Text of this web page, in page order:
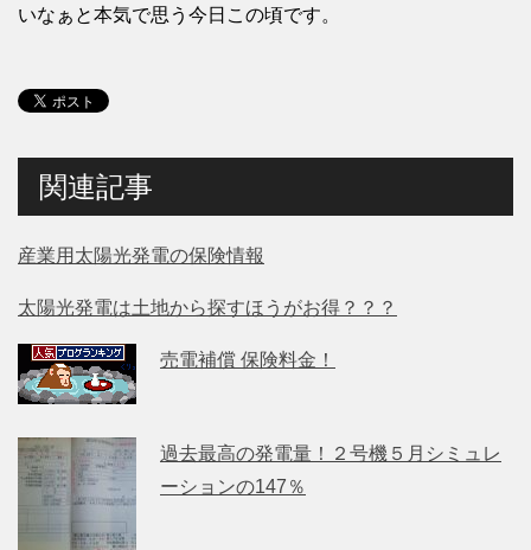
いなぁと本気で思う今日この頃です。
関連記事
産業用太陽光発電の保険情報
太陽光発電は土地から探すほうがお得？？？
売電補償 保険料金！
過去最高の発電量！２号機５月シミュレ
ーションの147％